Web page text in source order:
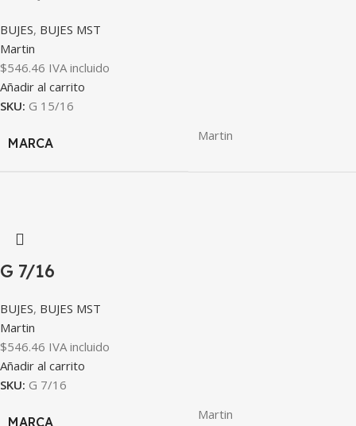
BUJES, BUJES MST
Martin
$546.46 IVA incluido
Añadir al carrito
SKU: G 15/16
MARCA Martin
G 7/16
BUJES, BUJES MST
Martin
$546.46 IVA incluido
Añadir al carrito
SKU: G 7/16
MARCA Martin